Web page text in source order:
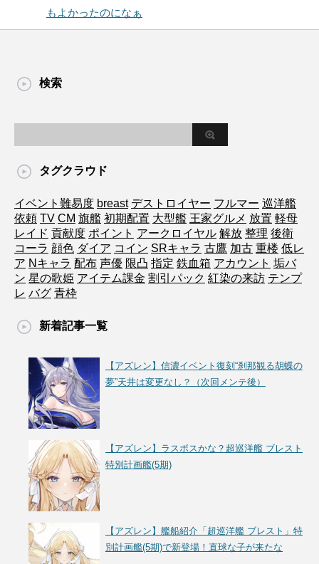
もよかったのになぁ
検索
タグクラウド
イベント難易度 breast デストロイヤー フルマー 巡洋艦
依頼 TV CM 旗艦 初期配置 大型艦 王家グルメ 放置 軽母
レイド 貢献度 ポイント アークロイヤル 解放 整理 後衛
コーラ 顔色 ダイア コイン SRキャラ 古鷹 加古 重楼 低レ
ア Nキャラ 配布 声優 限凸 指定 鉄血箱 アカウント 垢バ
ン 星の歌姫 アイテム課金 割引パック 紅染の来訪 テンプ
レ バグ 青枠
新着記事一覧
【アズレン】信濃イベント復刻“刹那観る胡蝶の
夢”天井は変更なし？（次回メンテ後）
【アズレン】ラスボスかな？超巡洋艦 ブレスト
特別計画艦(5期)
【アズレン】艦船紹介「超巡洋艦 ブレスト」特
別計画艦(5期)で新登場！直球な子が来たな